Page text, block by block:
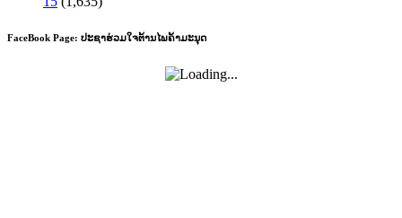
FaceBook Page: ປະຊາຮ່ວມໃຈຕ້ານໄພຄ້າມະນຸດ